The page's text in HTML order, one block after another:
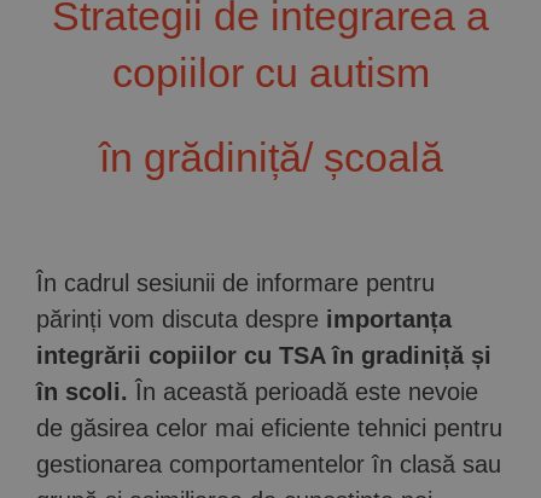
Strategii de integrarea a
copiilor cu autism
în grădiniță/ școală
În cadrul sesiunii de informare pentru
părinți vom discuta despre importanța
integrării copiilor cu TSA în gradiniță și
în scoli. În această perioadă este nevoie
de găsirea celor mai eficiente tehnici pentru
gestionarea comportamentelor în clasă sau